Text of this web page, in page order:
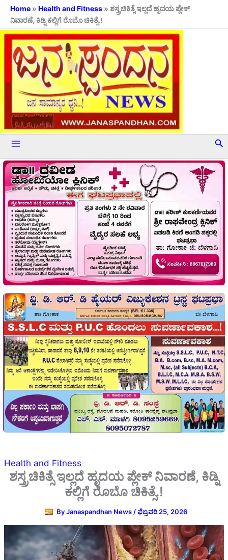
Skip
content
Home » Health and Fitness » ಶಸ್ತ್ರಚಿಕಿತ್ಸೆ ಇಲ್ಲದೆ ಹೃದಯ ಪ್ಲೇಕ್
ನಿವಾರಣೆ, ಕಿಡ್ನಿ ಕಲ್ಲಿಗೆ ರೊಬೊ ಚಿಕಿತ್ಸೆ.!
Health and Fitness
ಶಸ್ತ್ರಚಿಕಿತ್ಸೆ ಇಲ್ಲದೆ ಹೃದಯ ಪ್ಲೇಕ್ ನಿವಾರಣೆ, ಕಿಡ್ನಿ
ಕಲ್ಲಿಗೆ ರೊಬೊ ಚಿಕಿತ್ಸೆ.!
ByJanaspandhan News /ಫೆಬ್ರವರಿ 25, 2026